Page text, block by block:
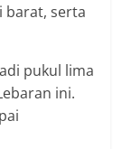
barat, serta
pukul lima
ini.